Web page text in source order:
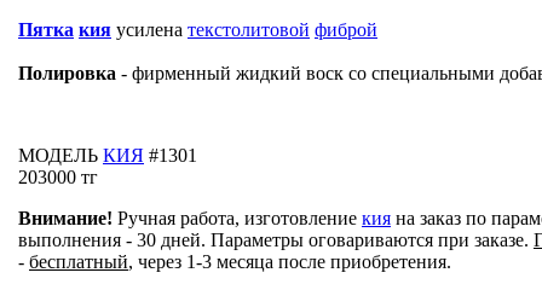
Пятка кия усилена текстолитовой фиброй
Полировка - фирменный жидкий воск со специальными
МОДЕЛЬ КИЯ #1301
203000 тг
Внимание! Ручная работа, изготовление кия на заказ по
выполнения - 30 дней. Параметры оговариваются при заказе.
- бесплатный, через 1-3 месяца после приобретения.